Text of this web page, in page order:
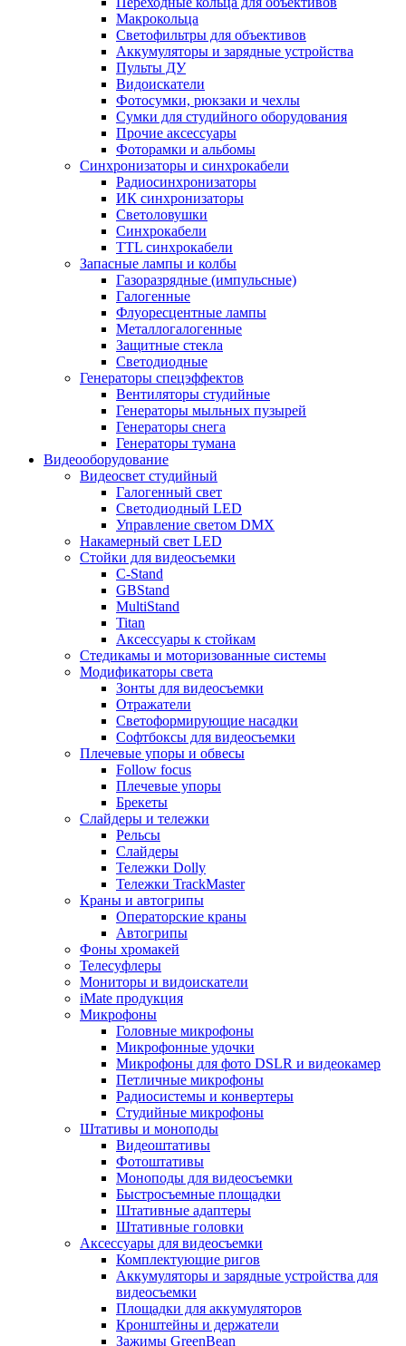
Макрокольца
Светофильтры для объективов
Аккумуляторы и зарядные устройства
Пульты ДУ
Видоискатели
Фотосумки, рюкзаки и чехлы
Сумки для студийного оборудования
Прочие аксессуары
Фоторамки и альбомы
Синхронизаторы и синхрокабели
Радиосинхронизаторы
ИК синхронизаторы
Светоловушки
Синхрокабели
TTL синхрокабели
Запасные лампы и колбы
Газоразрядные (импульсные)
Галогенные
Флуоресцентные лампы
Металлогалогенные
Защитные стекла
Светодиодные
Генераторы спецэффектов
Вентиляторы студийные
Генераторы мыльных пузырей
Генераторы снега
Генераторы тумана
Видеооборудование
Видеосвет студийный
Галогенный свет
Светодиодный LED
Управление светом DMX
Накамерный свет LED
Стойки для видеосъемки
C-Stand
GBStand
MultiStand
Titan
Аксессуары к стойкам
Стедикамы и моторизованные системы
Модификаторы света
Зонты для видеосъемки
Отражатели
Светоформирующие насадки
Софтбоксы для видеосъемки
Плечевые упоры и обвесы
Follow focus
Плечевые упоры
Брекеты
Слайдеры и тележки
Рельсы
Слайдеры
Тележки Dolly
Тележки TrackMaster
Краны и автогрипы
Операторские краны
Автогрипы
Фоны хромакей
Телесуфлеры
Мониторы и видоискатели
iMate продукция
Микрофоны
Головные микрофоны
Микрофонные удочки
Микрофоны для фото DSLR и видеокамер
Петличные микрофоны
Радиосистемы и конвертеры
Студийные микрофоны
Штативы и моноподы
Видеоштативы
Фотоштативы
Моноподы для видеосъемки
Быстросъемные площадки
Штативные адаптеры
Штативные головки
Аксессуары для видеосъемки
Комплектующие ригов
Аккумуляторы и зарядные устройства для
видеосъемки
Площадки для аккумуляторов
Кронштейны и держатели
Зажимы GreenBean